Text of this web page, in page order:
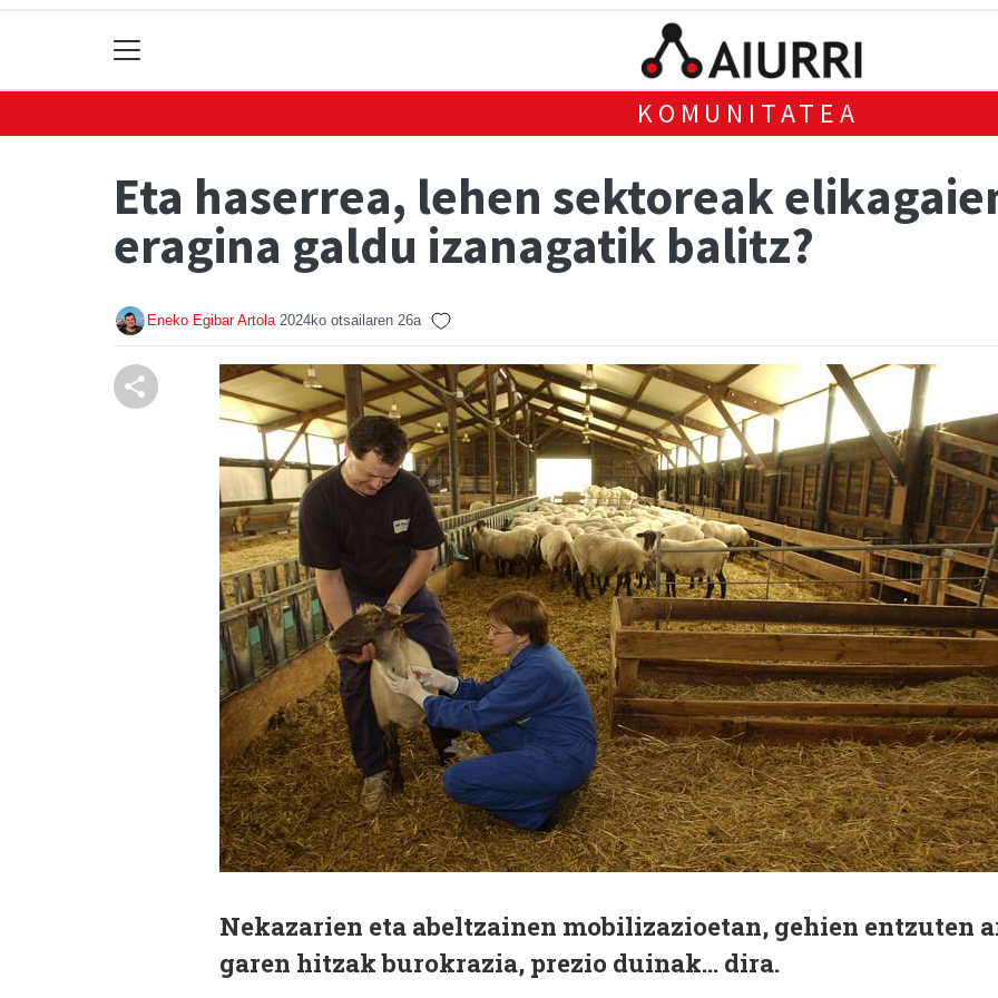
KOMUNITATEA
Eta haserrea, lehen sektoreak
eragina galdu izanagatik balitz?
Eneko Egibar Artola 2024ko otsailaren 26a
Nekazarien eta abeltzainen mobilizazioetan, gehien entzuten
garen hitzak burokrazia, prezio duinak... dira.